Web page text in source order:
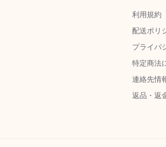
利用規約
配送ポリ
プライバ
特定商法
連絡先情
返品・返